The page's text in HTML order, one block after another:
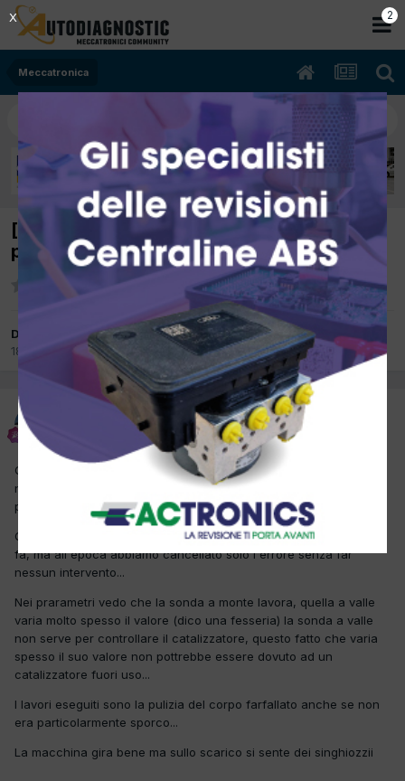
Meccatronica
[citroen c2 07/2005 1.1cc hfx Kw Benzina]
p0420
Da alfredo1981
18 Aprile 2012inMeccatronica
alfredo1981
18 Aprile 2012
Questa macchina a spia motore acceso, in diagnosi con il mio
nuovo brain bee f-touch trovo errore p0420 ma la macchina non
presenta nessun errore...
Questo errore a questa macchina si era gia ripresentato un'anno
fa, ma all'epoca abbiamo cancellato solo l'errore senza far
nessun intervento...
Nei prarametri vedo che la sonda a monte lavora, quella a valle
varia molto spesso il valore (dico una fesseria) la sonda a valle
non serve per controllare il catalizzatore, questo fatto che varia
spesso il suo valore non pottrebbe essere dovuto ad un
catalizzatore fuori uso...
I lavori eseguiti sono la pulizia del corpo farfallato anche se non
era particolarmente sporco...
La macchina gira bene ma sullo scarico si sente dei singhiozzii
2
X